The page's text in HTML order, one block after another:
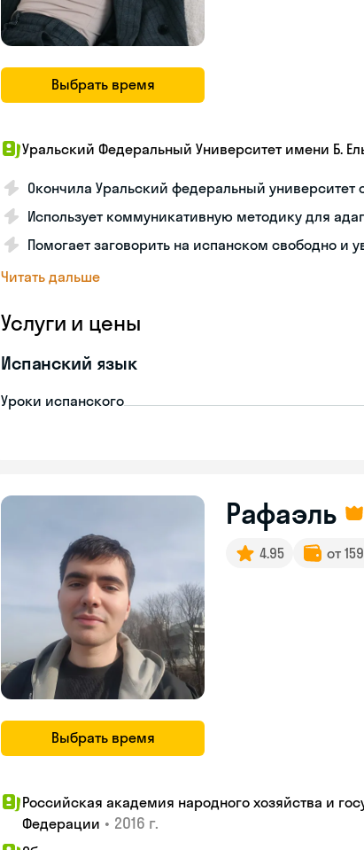
Выбрать время
Уральский Федеральный Университет имени Б.
Окончила Уральский федеральный
Использует коммуникативную методику для
Помогает заговорить на испанском свободно и
Читать дальше
Услуги и цены
Испанский язык
Уроки испанского
Выбрать время
Рафаэль
4.95 от
Российская академия народного хозяйства и
Федерации • 2016 г.